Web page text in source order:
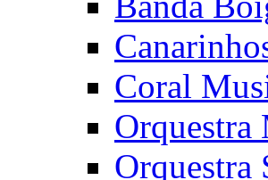
Coral
Orquestra